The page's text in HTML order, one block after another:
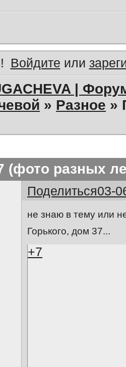
Войдите или
|
» Разное »
(фото разных
Поделиться03-
не знаю в тему или
Горького, дом 37...
+7